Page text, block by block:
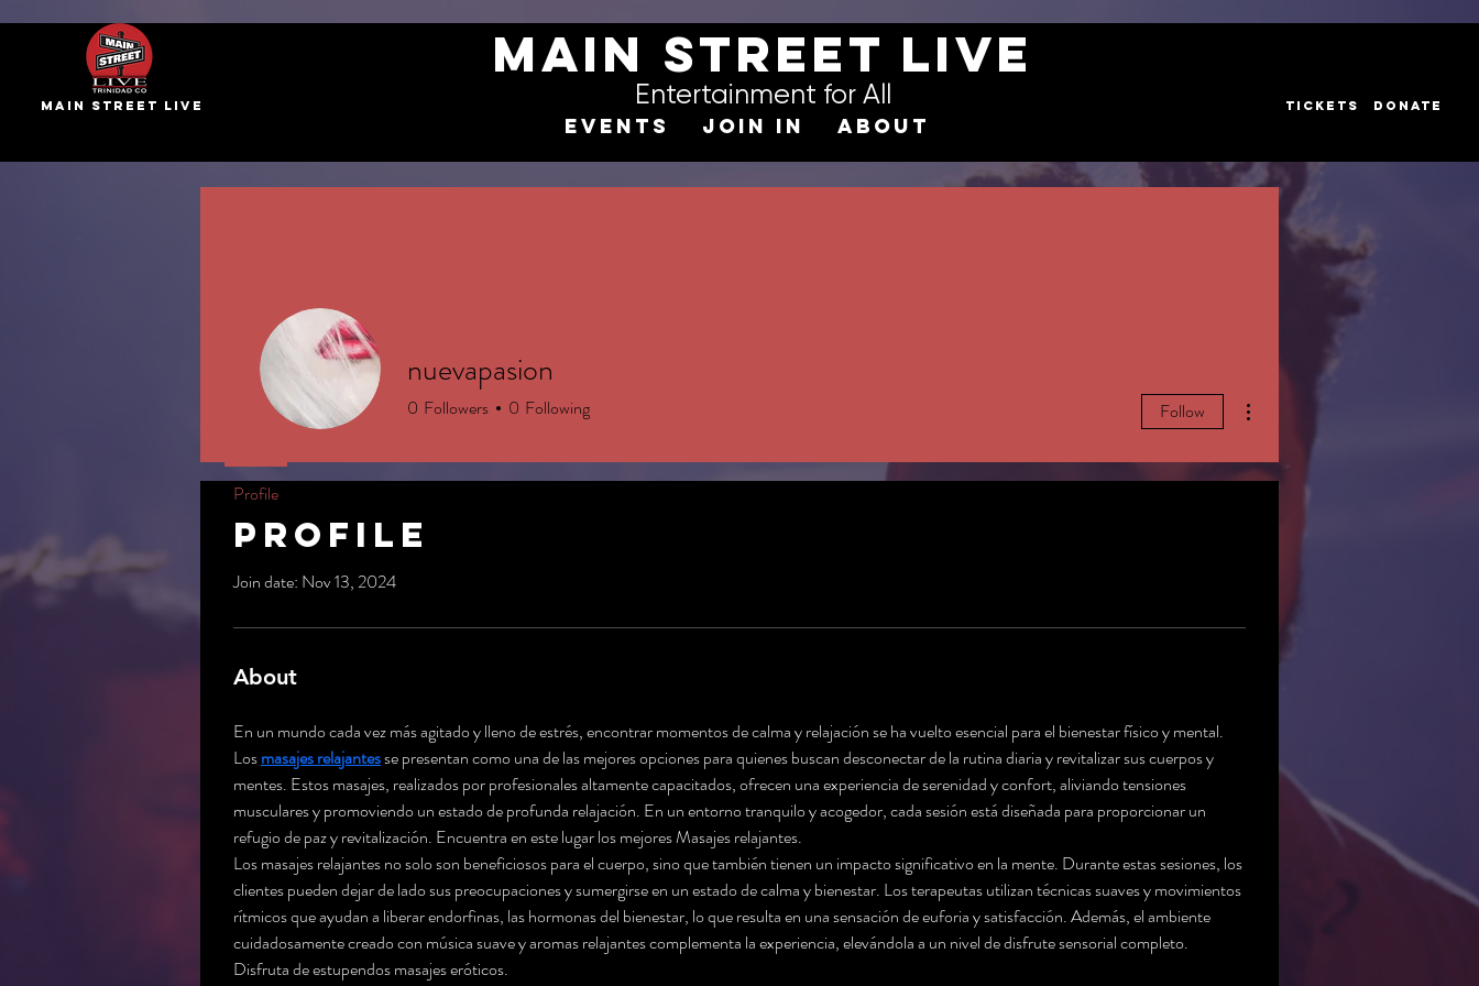
main street live
Main STREET LIVE
Entertainment for All
EVENTS JOIN IN ABOUT
TICKETS DONATE
Profile
Join date: Nov 13, 2024
About
En un mundo cada vez más agitado y lleno de estrés, encontrar momentos de calma y relajación se ha vuelto esencial para el bienestar físico y mental.
Los masajes relajantes se presentan como una de las mejores opciones para quienes buscan desconectar de la rutina diaria y revitalizar sus cuerpos y
mentes. Estos masajes, realizados por profesionales altamente capacitados, ofrecen una experiencia de serenidad y confort, aliviando tensiones
musculares y promoviendo un estado de profunda relajación. En un entorno tranquilo y acogedor, cada sesión está diseñada para proporcionar un
refugio de paz y revitalización. Encuentra en este lugar los mejores Masajes relajantes.
Los masajes relajantes no solo son beneficiosos para el cuerpo, sino que también tienen un impacto significativo en la mente. Durante estas sesiones, los
clientes pueden dejar de lado sus preocupaciones y sumergirse en un estado de calma y bienestar. Los terapeutas utilizan técnicas suaves y movimientos
rítmicos que ayudan a liberar endorfinas, las hormonas del bienestar, lo que resulta en una sensación de euforia y satisfacción. Además, el ambiente
cuidadosamente creado con música suave y aromas relajantes complementa la experiencia, elevándola a un nivel de disfrute sensorial completo.
Disfruta de estupendos masajes eróticos.
nuevapasion
0 Followers 0 Following Follow
Profile